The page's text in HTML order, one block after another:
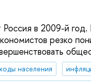
в 2009-й
резко
населения